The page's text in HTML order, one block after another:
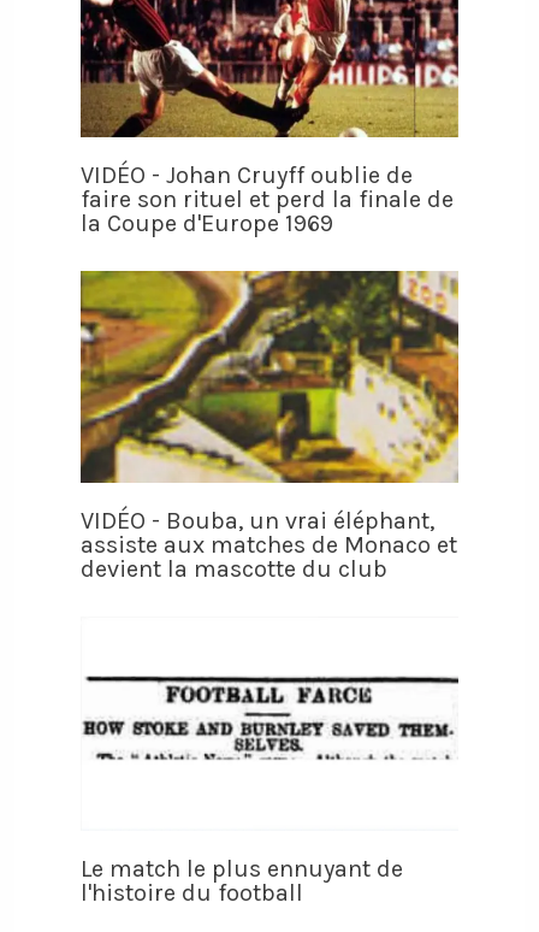
VIDÉO - Johan Cruyff oublie de
faire son rituel et perd la finale de
la Coupe d'Europe 1969
VIDÉO - Bouba, un vrai éléphant,
assiste aux matches de Monaco et
devient la mascotte du club
Le match le plus ennuyant de
l'histoire du football